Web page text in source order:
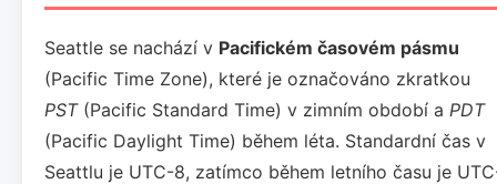
Seattle se nachází v Pacifickém časovém pásmu
(Pacific Time Zone), které je označováno zkratkou
PST(Pacific Standard Time) v zimním období a PDT
(Pacific Daylight Time) během léta. Standardní čas v
Seattlu je UTC-8, zatímco během letního času je